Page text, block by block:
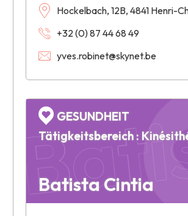
Hockelbach, 12B, 4841 Henri-
+32 (0) 87 44 68 49
yves.robinet@skynet.be
Batista Cintia
GESUNDHEIT